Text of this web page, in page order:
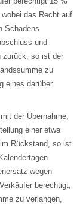
das Recht auf
Schadens
und
zurück, so ist der
zu
eines darüber
der Übernahme,
einer etwa
Rückstand, so ist
wegen
berechtigt,
zu verlangen,